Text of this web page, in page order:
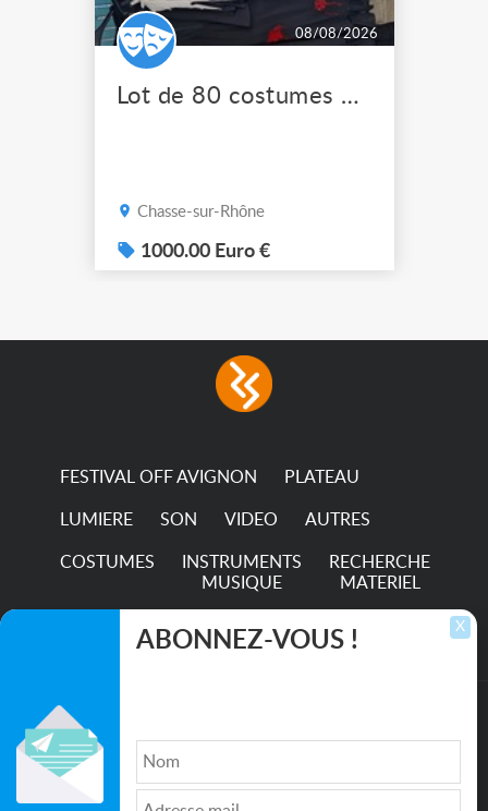
08/08/2026
Lot de 80 costumes de scène pro
Chasse-sur-Rhône
1000.00 Euro €
FESTIVAL OFF AVIGNON PLATEAU
LUMIERE SON VIDEO AUTRES
COSTUMES
INSTRUMENTS
MUSIQUE
RECHERCHE
MATERIEL
TRANSPORTS X
ABONNEZ-VOUS !